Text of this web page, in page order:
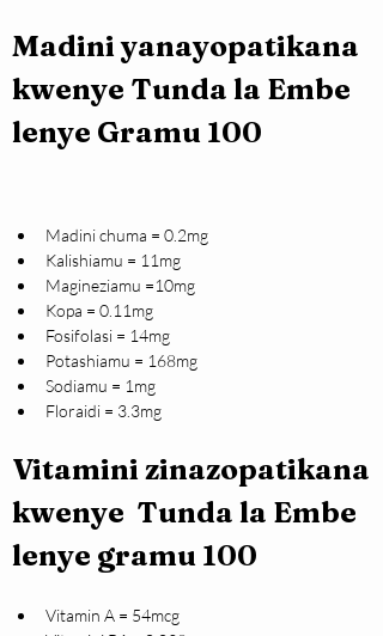
Madini yanayopatikana
kwenye Tunda la Embe
lenye Gramu 100
Madini chuma = 0.2mg
Kalishiamu = 11mg
Magineziamu =10mg
Kopa = 0.11mg
Fosifolasi = 14mg
Potashiamu = 168mg
Sodiamu = 1mg
Floraidi = 3.3mg
Vitamini zinazopatikana
kwenye  Tunda la Embe
lenye gramu 100
Vitamin A = 54mcg